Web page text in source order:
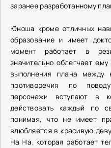
заранее разработанному
Юноша кроме отличных
образование и имеет
момент работает в
значительно облегчает
выполнения плана
противоречия по
персонажи вступают в
действовать каждый по
понимая, что не имеет
влюбляется в красивую
На На, которая работает